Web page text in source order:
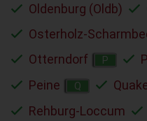
Oldenburg (Oldb)
Osterholz-
Otterndorf
P
Peine
Q
Rehburg-Loccum